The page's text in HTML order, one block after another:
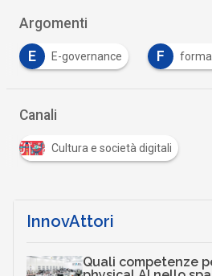
Argomenti
E E-governance F
Canali
Cultura e società digitali
InnovAttori
Quali competenze